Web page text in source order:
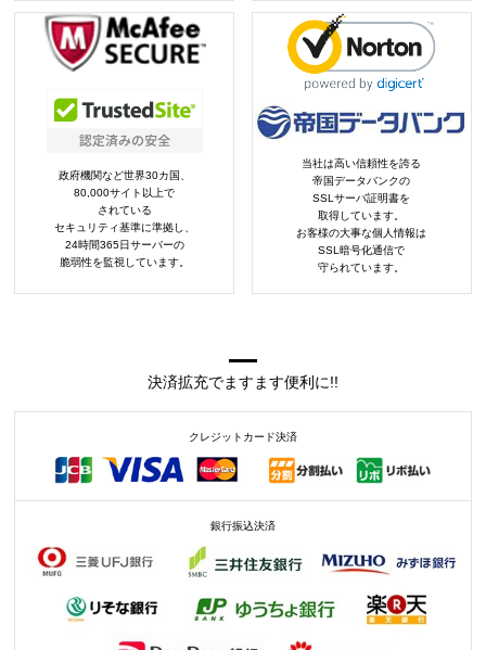
政府機関など世界30カ国、
80,000サイト以上で
されている
セキュリティ基準に準拠し、
24時間365日サーバーの
脆弱性を監視しています。
当社は高い信頼性を誇る
帝国データバンクの
SSLサーバ証明書を
取得しています。
お客様の大事な個人情報は
SSL暗号化通信で
守られています。
決済拡充でますます便利に!!
クレジットカード決済
銀行振込決済